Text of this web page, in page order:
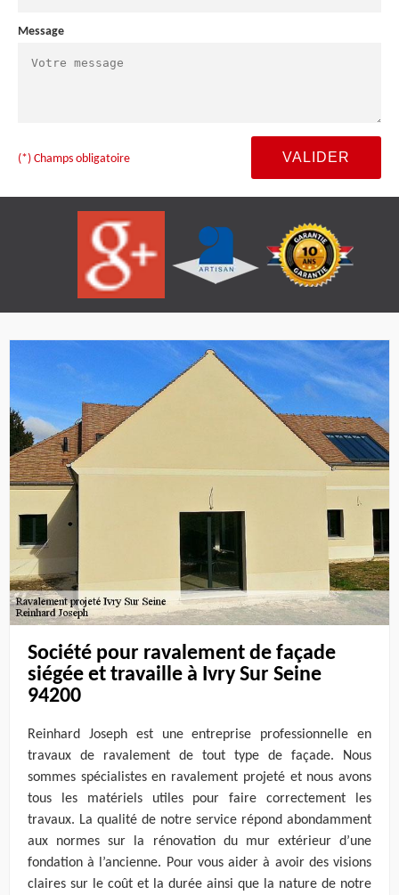
Message
(*) Champs obligatoire
Société pour ravalement de façade
siégée et travaille à Ivry Sur Seine
94200
Reinhard Joseph est une entreprise professionnelle en
travaux de ravalement de tout type de façade. Nous
sommes spécialistes en ravalement projeté et nous avons
tous les matériels utiles pour faire correctement les
travaux. La qualité de notre service répond abondamment
aux normes sur la rénovation du mur extérieur d’une
fondation à l’ancienne. Pour vous aider à avoir des visions
claires sur le coût et la durée ainsi que la nature de notre